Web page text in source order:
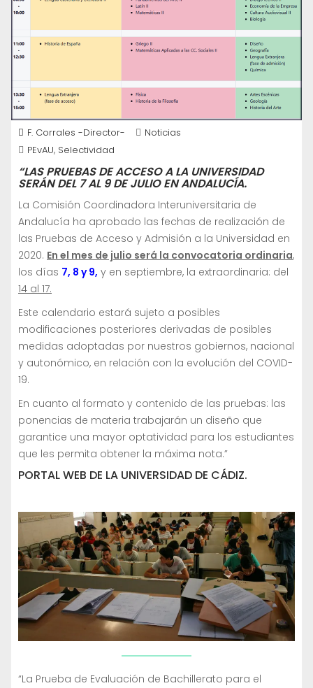
F. Corrales -Director-
Noticias
PEvAU, Selectividad
“LAS PRUEBAS DE ACCESO A LA UNIVERSIDAD
SERÁN DEL 7 AL 9 DE JULIO EN ANDALUCÍA.
La Comisión Coordinadora Interuniversitaria de
Andalucía ha aprobado las fechas de realización de
las Pruebas de Acceso y Admisión a la Universidad en
2020. En el mes de julio será la convocatoria ordinaria,
los días 7, 8 y 9, y en septiembre, la extraordinaria: del
14 al 17.
Este calendario estará sujeto a posibles
modificaciones posteriores derivadas de posibles
medidas adoptadas por nuestros gobiernos, nacional
y autonómico, en relación con la evolución del COVID-
19.
En cuanto al formato y contenido de las pruebas: las
ponencias de materia trabajarán un diseño que
garantice una mayor optatividad para los estudiantes
que les permita obtener la máxima nota.”
PORTAL WEB DE LA UNIVERSIDAD DE CÁDIZ.
“La Prueba de Evaluación de Bachillerato para el